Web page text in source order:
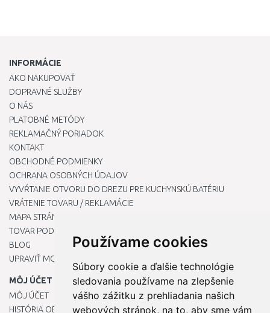
Používame cookies
Súbory cookie a ďalšie technológie
sledovania používame na zlepšenie
vášho zážitku z prehliadania našich
webových stránok, na to, aby sme vám
INFORMÁCIE
AKO NAKUPOVAŤ
DOPRAVNÉ SLUŽBY
O NÁS
PLATOBNÉ METÓDY
REKLAMAČNÝ PORIADOK
KONTAKT
OBCHODNÉ PODMIENKY
OCHRANA OSOBNÝCH ÚDAJOV
VYVŔTANIE OTVORU DO DREZU PRE KUCHYNSKÚ BATÉRIU
VRÁTENIE TOVARU / REKLAMÁCIE
MAPA STRÁNOK
TOVAR PODĽA ZNAČIEK
BLOG
UPRAVIŤ MOJE PREDVOĽBY COOKIES
MÔJ ÚČET
MÔJ ÚČET
HISTÓRIA OBJEDNÁVOK